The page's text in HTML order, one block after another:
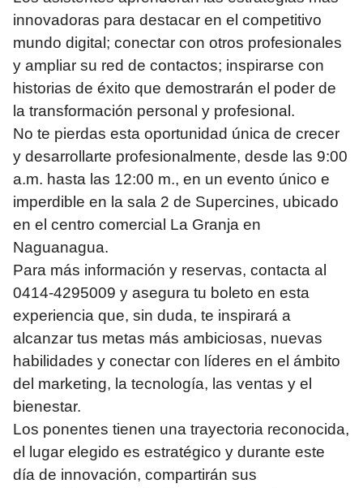
innovadoras para destacar en el competitivo
mundo digital; conectar con otros profesionales
y ampliar su red de contactos; inspirarse con
historias de éxito que demostrarán el poder de
la transformación personal y profesional.
No te pierdas esta oportunidad única de crecer
y desarrollarte profesionalmente, desde las 9:00
a.m. hasta las 12:00 m., en un evento único e
imperdible en la sala 2 de Supercines, ubicado
en el centro comercial La Granja en
Naguanagua.
Para más información y reservas, contacta al
0414-4295009 y asegura tu boleto en esta
experiencia que, sin duda, te inspirará a
alcanzar tus metas más ambiciosas, nuevas
habilidades y conectar con líderes en el ámbito
del marketing, la tecnología, las ventas y el
bienestar.
Los ponentes tienen una trayectoria reconocida,
el lugar elegido es estratégico y durante este
día de innovación, compartirán sus